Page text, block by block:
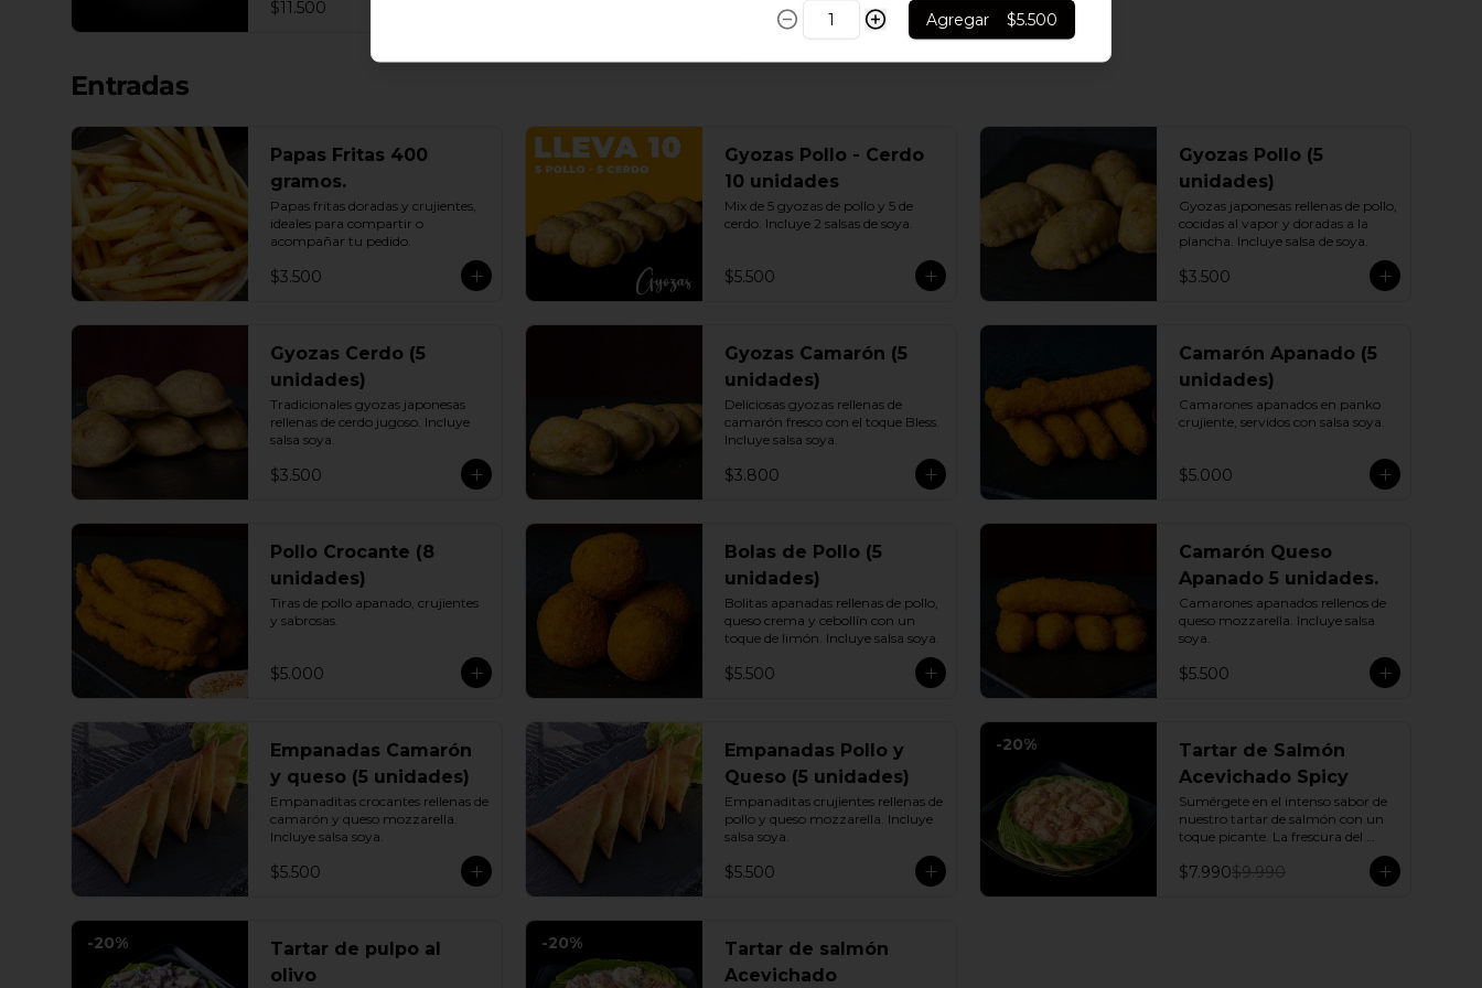
$11.500
Entradas
Papas Fritas 400
gramos.
Papas fritas doradas y crujientes,
ideales para compartir o
acompañar tu pedido.
$3.500
Gyozas Pollo - Cerdo
10 unidades
Mix de 5 gyozas de pollo y 5 de
cerdo. Incluye 2 salsas de soya.
$5.500
Gyozas Pollo (5
unidades)
Gyozas japonesas rellenas de pollo,
cocidas al vapor y doradas a la
plancha. Incluye salsa de soya.
$3.500
Gyozas Cerdo (5
unidades)
Tradicionales gyozas japonesas
rellenas de cerdo jugoso. Incluye
salsa soya.
$3.500
Gyozas Camarón (5
unidades)
Deliciosas gyozas rellenas de
camarón fresco con el toque Bless.
Incluye salsa soya.
$3.800
Camarón Apanado (5
unidades)
Camarones apanados en panko
crujiente, servidos con salsa soya.
$5.000
Pollo Crocante (8
unidades)
Tiras de pollo apanado, crujientes
y sabrosas.
$5.000
Bolas de Pollo (5
unidades)
Bolitas apanadas rellenas de pollo,
queso crema y cebollín con un
toque de limón. Incluye salsa soya.
$5.500
Camarón Queso
Apanado 5 unidades.
Camarones apanados rellenos de
queso mozzarella. Incluye salsa
soya.
$5.500
Empanadas Camarón
y queso (5 unidades)
Empanaditas crocantes rellenas de
camarón y queso mozzarella.
Incluye salsa soya.
$5.500
Empanadas Pollo y
Queso (5 unidades)
Empanaditas crujientes rellenas de
pollo y queso mozzarella. Incluye
salsa soya.
$5.500
-20%
Tartar de Salmón
Acevichado Spicy
Sumérgete en el intenso sabor de
nuestro tartar de salmón con un
toque picante. La frescura del
pepino y la suavidad de la palta se
combinan con la explosión de la
$7.990$9.990
-20%
Tartar de pulpo al
olivo
-20%
Tartar de salmón
Acevichado
Agregar $5.500